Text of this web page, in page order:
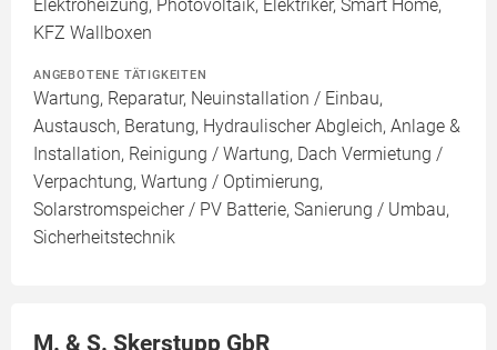
Elektroheizung, Photovoltaik, Elektriker, Smart Home,
KFZ Wallboxen
ANGEBOTENE TÄTIGKEITEN
Wartung, Reparatur, Neuinstallation / Einbau,
Austausch, Beratung, Hydraulischer Abgleich, Anlage &
Installation, Reinigung / Wartung, Dach Vermietung /
Verpachtung, Wartung / Optimierung,
Solarstromspeicher / PV Batterie, Sanierung / Umbau,
Sicherheitstechnik
M. & S. Skerstupp GbR